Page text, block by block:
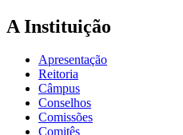
A Instituição
Apresentação
Reitoria
Câmpus
Conselhos
Comissões
Comitês